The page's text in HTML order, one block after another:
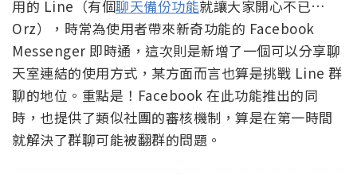
用的 Line（有個聊天備份功能就讓大家開心不已…
Orz），時常為使用者帶來新奇功能的 Facebook
Messenger 即時通，這次則是新增了一個可以分享聊
天室連結的使用方式，某方面而言也算是挑戰 Line 群
聊的地位。重點是！Facebook 在此功能推出的同
時，也提供了類似社團的審核機制，算是在第一時間
就解決了群聊可能被翻群的問題。